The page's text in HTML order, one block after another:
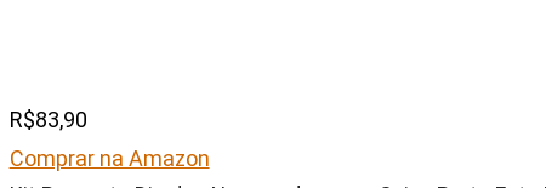
R$83,90
Comprar na Amazon